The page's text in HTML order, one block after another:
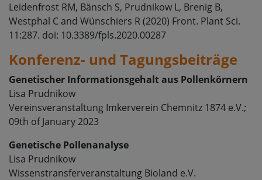
Leidenfrost RM, Bänsch S, Prudnikow L, Brenig B,
Westphal C and Wünschiers R (2020) Front. Plant Sci.
11:287. doi: 10.3389/fpls.2020.00287
Konferenz- und Tagungsbeiträge
Genetischer Informationsgehalt aus Pollenkörnern
Lisa Prudnikow
Vereinsveranstaltung Imkerverein Chemnitz 1874 e.V.;
09th of January 2023
Genetische Pollenanalyse
Lisa Prudnikow
Wissenstransferveranstaltung Bioland e.V.